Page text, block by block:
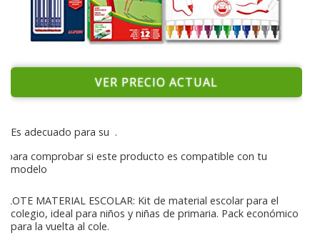
VER PRECIO ACTUAL
Es adecuado para su .
para comprobar si este producto es compatible con tu
modelo
LOTE MATERIAL ESCOLAR: Kit de material escolar para el
colegio, ideal para niños y niñas de primaria. Pack económico
para la vuelta al cole.